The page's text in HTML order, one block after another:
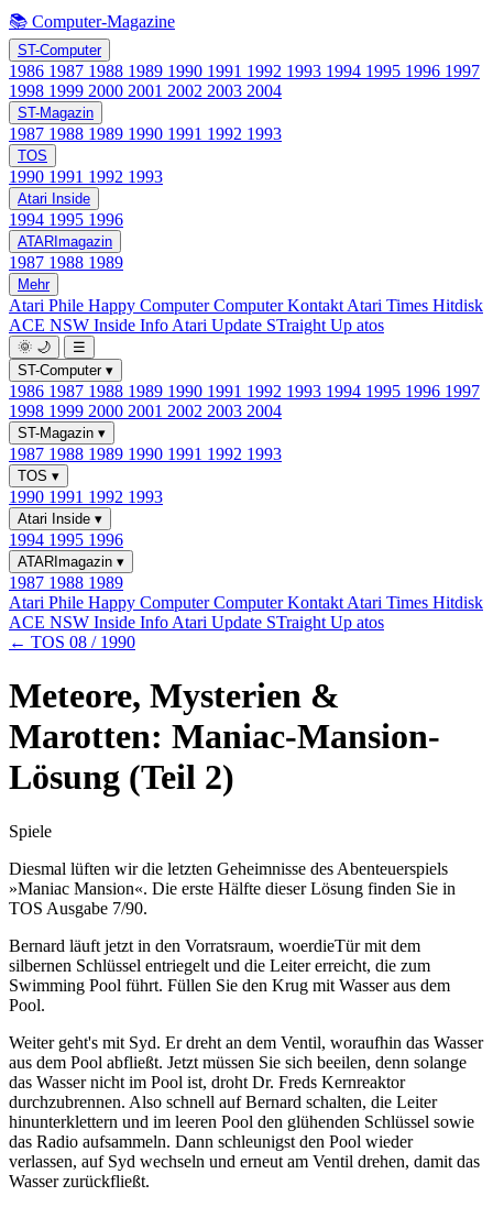
📚 Computer-Magazine
ST-Computer
1986 1987 1988 1989 1990 1991 1992 1993 1994 1995 1996 1997
1998 1999 2000 2001 2002 2003 2004
ST-Magazin
1987 1988 1989 1990 1991 1992 1993
TOS
1990 1991 1992 1993
Atari Inside
1994 1995 1996
ATARImagazin
1987 1988 1989
Mehr
Atari Phile Happy ComputerComputer Kontakt Atari Times Hitdisk
ACE NSW Inside Info Atari Update STraight Up atos
🌞 🌙
☰
ST-Computer ▾
1986 1987 1988 1989 1990 1991 1992 1993 1994 1995 1996 1997
1998 1999 2000 2001 2002 2003 2004
ST-Magazin ▾
1987 1988 1989 1990 1991 1992 1993
TOS ▾
1990 1991 1992 1993
Atari Inside ▾
1994 1995 1996
ATARImagazin ▾
1987 1988 1989
Atari Phile Happy ComputerComputer Kontakt Atari Times Hitdisk
ACE NSW Inside Info Atari Update STraight Up atos
← TOS 08 / 1990
Meteore, Mysterien &
Marotten: Maniac-Mansion-
Lösung (Teil 2)
Spiele
Diesmal lüften wir die letzten Geheimnisse des Abenteuerspiels
»Maniac Mansion«. Die erste Hälfte dieser Lösung finden Sie in
TOS Ausgabe 7/90.
Bernard läuft jetzt in den Vorratsraum, woerdieTür mit dem
silbernen Schlüssel entriegelt und die Leiter erreicht, die zum
Swimming Pool führt. Füllen Sie den Krug mit Wasser aus dem
Pool.
Weiter geht's mit Syd. Er dreht an dem Ventil, woraufhin das Wasser
aus dem Pool abfließt. Jetzt müssen Sie sich beeilen, denn solange
das Wasser nicht im Pool ist, droht Dr. Freds Kernreaktor
durchzubrennen. Also schnell auf Bernard schalten, die Leiter
hinunterklettern und im leeren Pool den glühenden Schlüssel sowie
das Radio aufsammeln. Dann schleunigst den Pool wieder
verlassen, auf Syd wechseln und erneut am Ventil drehen, damit das
Wasser zurückfließt.